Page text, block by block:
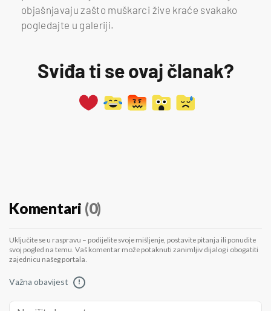
objašnjavaju zašto muškarci žive kraće svakako
pogledajte u galeriji.
Sviđa ti se ovaj članak?
Komentari (0)
Uključite se u raspravu – podijelite svoje mišljenje, postavite pitanja ili ponudite
svoj pogled na temu. Vaš komentar može potaknuti zanimljiv dijalog i obogatiti
zajednicu našeg portala.
Važna obavijest !